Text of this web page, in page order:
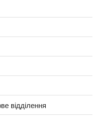
відділення